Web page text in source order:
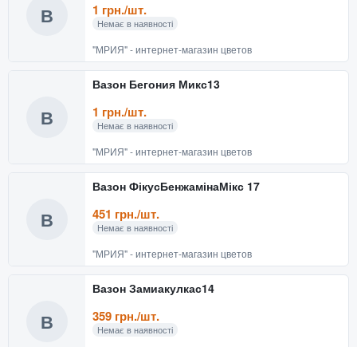
В 1 грн./шт.
Немає в наявності
"МРИЯ" - интернет-магазин цветов
В
Вазон Бегония Микс13
1 грн./шт.
Немає в наявності
"МРИЯ" - интернет-магазин цветов
В
Вазон ФікусБенжамінаМікс 17
451 грн./шт.
Немає в наявності
"МРИЯ" - интернет-магазин цветов
В
Вазон Замиакулкас14
359 грн./шт.
Немає в наявності